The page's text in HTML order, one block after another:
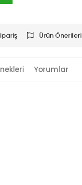
Ürün Önerileri
Yorumlar